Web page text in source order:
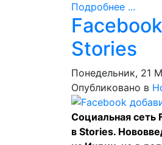
Подробнее ...
Stories
Понедельник, 21
Опубликовано в
Социальная сеть
в Stories.